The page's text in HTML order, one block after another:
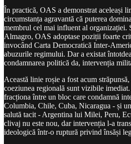
În practică, OAS a demonstrat aceleași
circumstanța agravantă că puterea
membrul cel mai influent al organizației.
Almagro, OAS adoptase poziții foarte
invocând Carta Democratică Inter-
abuzurile regimului. Dar a existat
condamnarea politică da, intervenția
Această linie roșie a fost acum
coeziunea regională sunt vizibile
fracționa între un bloc care condamnă
Columbia, Chile, Cuba, Nicaragua - și
salută tacit - Argentina lui Milei, Peru,
clivaj nu este nou, dar intervenția l-a
ideologică într-o ruptură privind însăși